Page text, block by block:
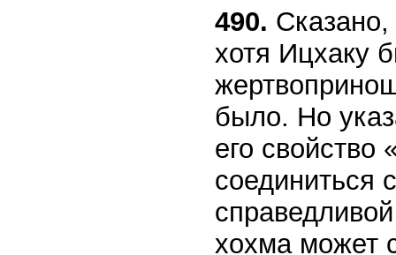
490.
хотя Ицхаку
было. Но
его
соединиться
хохма может